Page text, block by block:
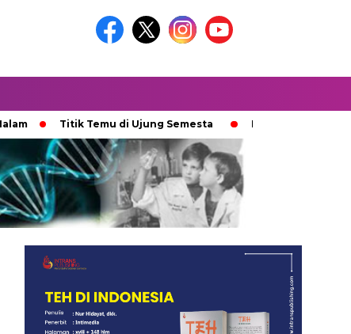
Titik Temu di Ujung Semesta Ketika Ijazah Analog